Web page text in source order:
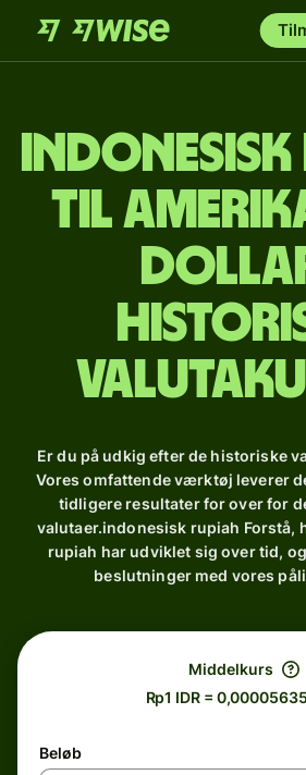
til
Er du på udkig efter de historiske
Vores omfattende værktøj leverer
tidligere resultater for over for
valutaer.indonesisk rupiah Forstå,
rupiah har udviklet sig over tid,
beslutninger med vores
Middelkurs
Rp1 IDR =
Beløb